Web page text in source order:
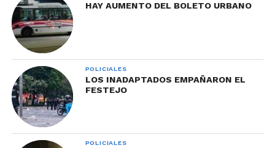
HAY AUMENTO DEL BOLETO URBANO
POLICIALES
LOS INADAPTADOS EMPAÑARON EL
FESTEJO
POLICIALES